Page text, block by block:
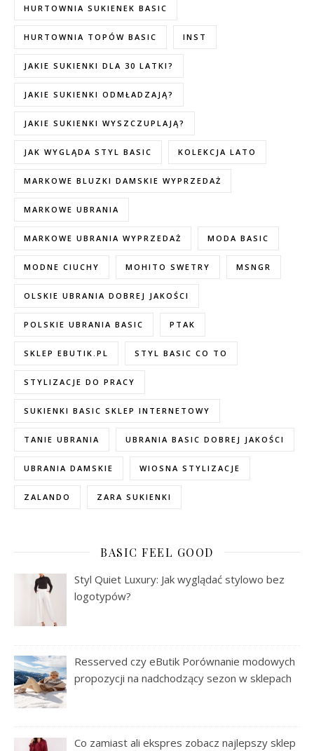
HURTOWNIA SUKIENEK BASIC
HURTOWNIA TOPÓW BASIC INST
JAKIE SUKIENKI DLA 30 LATKI?
JAKIE SUKIENKI ODMŁADZAJĄ?
JAKIE SUKIENKI WYSZCZUPLAJĄ?
JAK WYGLĄDA STYL BASIC KOLEKCJA LATO
MARKOWE BLUZKI DAMSKIE WYPRZEDAŻ
MARKOWE UBRANIA
MARKOWE UBRANIA WYPRZEDAŻ MODA BASIC
MODNE CIUCHY MOHITO SWETRY MSNGR
OLSKIE UBRANIA DOBREJ JAKOŚCI
POLSKIE UBRANIA BASIC PTAK
SKLEP EBUTIK.PL STYL BASIC CO TO
STYLIZACJE DO PRACY
SUKIENKI BASIC SKLEP INTERNETOWY
TANIE UBRANIA UBRANIA BASIC DOBREJ JAKOŚCI
UBRANIA DAMSKIE WIOSNA STYLIZACJE
ZALANDO ZARA SUKIENKI
BASIC FEEL GOOD
Styl Quiet Luxury: Jak wyglądać stylowo bez
logotypów?
Resserved czy eButik Porównanie modowych
propozycji na nadchodzący sezon w sklepach
Co zamiast ali ekspres zobacz najlepszy sklep